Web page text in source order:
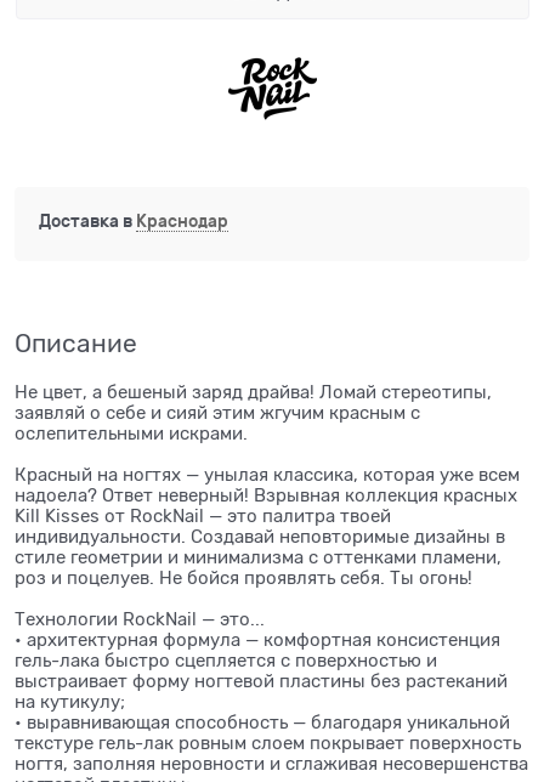
Доставка в Краснодар
Описание
Не цвет, а бешеный заряд драйва! Ломай стереотипы,
заявляй о себе и сияй этим жгучим красным с
ослепительными искрами.
Красный на ногтях — унылая классика, которая уже всем
надоела? Ответ неверный! Взрывная коллекция красных
Kill Kisses от RockNail — это палитра твоей
индивидуальности. Создавай неповторимые дизайны в
стиле геометрии и минимализма с оттенками пламени,
роз и поцелуев. Не бойся проявлять себя. Ты огонь!
Технологии RockNail — это...
• архитектурная формула — комфортная консистенция
гель-лака быстро сцепляется с поверхностью и
выстраивает форму ногтевой пластины без растеканий
на кутикулу;
• выравнивающая способность — благодаря уникальной
текстуре гель-лак ровным слоем покрывает поверхность
ногтя, заполняя неровности и сглаживая несовершенства